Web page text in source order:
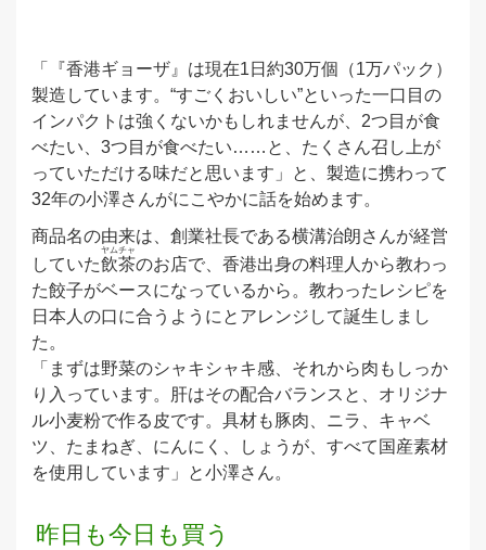
「『香港ギョーザ』は現在1日約30万個（1万パック）
製造しています。“すごくおいしい”といった一口目の
インパクトは強くないかもしれませんが、2つ目が食
べたい、3つ目が食べたい……と、たくさん召し上が
っていただける味だと思います」と、製造に携わって
32年の小澤さんがにこやかに話を始めます。
商品名の由来は、創業社長である横溝治朗さんが経営
していた飲茶
ヤムチャ
のお店で、香港出身の料理人から教わっ
た餃子がベースになっているから。教わったレシピを
日本人の口に合うようにとアレンジして誕生しまし
た。
「まずは野菜のシャキシャキ感、それから肉もしっか
り入っています。肝はその配合バランスと、オリジナ
ル小麦粉で作る皮です。具材も豚肉、ニラ、キャベ
ツ、たまねぎ、にんにく、しょうが、すべて国産素材
を使用しています」と小澤さん。
昨日も今日も買う